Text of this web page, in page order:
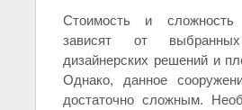
Стоимость и сложность
зависят от
дизайнерских решений и
Однако, данное
достаточно сложным.